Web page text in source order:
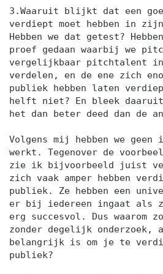
3.Waaruit blijkt dat een
verdiept moet hebben in
Hebben we dat getest?
proef gedaan waarbij we
vergelijkbaar pitchtalent in
verdelen, en de ene zich
publiek hebben laten
helft niet? En bleek daaruit
het dan beter deed dan de
Volgens mij hebben we
werkt. Tegenover de
zie ik bijvoorbeeld juist
zich vaak amper hebben
publiek. Ze hebben een
er bij iedereen ingaat als
erg succesvol. Dus waarom
zonder degelijk onderzoek,
belangrijk is om je te
publiek?